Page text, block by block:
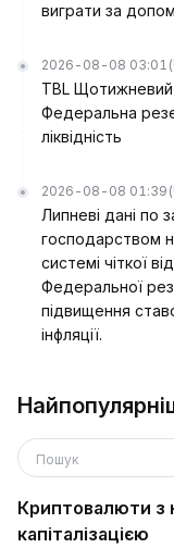
виграти за
2026-08-08 03:01
TBL
Федеральна
ліквідність
2026-08-08 01:39
Липневі дані по
господарством
системі чіткої
Федеральної
підвищення
інфляції.
Пошук
Криптовалюти з
капіталізацією